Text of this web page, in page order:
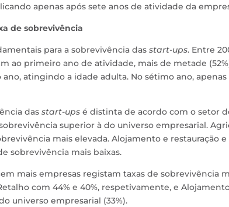
apenas após sete anos de atividade da
de sobrevivência
para a sobrevivência das start-ups. Entre
ao primeiro ano de atividade, mais de metade
ano, atingindo a idade adulta. No sétimo ano,
das start-ups é distinta de acordo com o setor
superior à do universo empresarial.
mais elevada. Alojamento e restauração
sobrevivência mais baixas.
mais empresas registam taxas de sobrevivência
com 44% e 40%, respetivamente, e
universo empresarial (33%).